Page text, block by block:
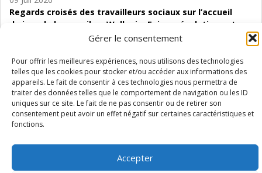
Gérer le consentement
Pour offrir les meilleures expériences, nous utilisons des technologies
telles que les cookies pour stocker et/ou accéder aux informations des
appareils. Le fait de consentir à ces technologies nous permettra de
traiter des données telles que le comportement de navigation ou les ID
uniques sur ce site. Le fait de ne pas consentir ou de retirer son
consentement peut avoir un effet négatif sur certaines caractéristiques et
fonctions.
Accepter
Regards croisés des travailleurs sociaux sur l’accueil
de jour de bas seuil en Wallonie. Enjeux, évolutions et
06 Juil 2026
Étude d’évaluabilité des Structures
d’accompagnement à l’autocréation d’emploi (SAACE)
01 Juil 2026
Pénurie du personnel infirmier :quels indicateurs
Wallonie ?